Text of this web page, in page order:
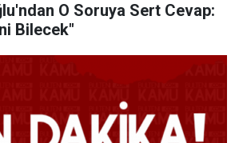
O Soruya Sert Cevap:
Bilecek"